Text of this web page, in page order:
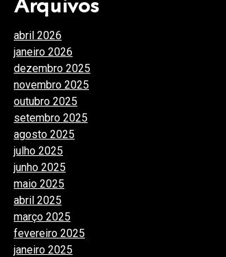
Arquivos
abril 2026
janeiro 2026
dezembro 2025
novembro 2025
outubro 2025
setembro 2025
agosto 2025
julho 2025
junho 2025
maio 2025
abril 2025
março 2025
fevereiro 2025
janeiro 2025